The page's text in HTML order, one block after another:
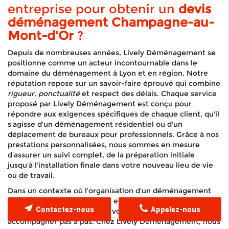
entreprise pour obtenir un devis
déménagement Champagne-au-
Mont-d'Or ?
Depuis de nombreuses années, Lively Déménagement se
positionne comme un acteur incontournable dans le
domaine du déménagement à Lyon et en région. Notre
réputation repose sur un savoir-faire éprouvé qui combine
rigueur, ponctualitéet respect des délais. Chaque service
proposé par Lively Déménagement est conçu pour
répondre aux exigences spécifiques de chaque client, qu'il
s'agisse d'un déménagement résidentiel ou d'un
déplacement de bureaux pour professionnels. Grâce à nos
prestations personnalisées, nous sommes en mesure
d'assurer un suivi complet, de la préparation initiale
jusqu'à l'installation finale dans votre nouveau lieu de vie
ou de travail.
Dans un contexte où l'organisation d'un déménagement
peut souvent se transformer en véritable casse-tête,
notre équipe d'experts est à votre disposition pour vous
accompagner pas à pas. Chez Lively Déménagement, nous
Appelez-nous
Contactez-nous